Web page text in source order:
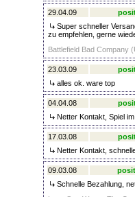
29.04.09
Super schneller
zu empfehlen, gerne
Battlefield Bad Company
23.03.09
alles ok. ware top
04.04.08
Netter Kontakt, Spiel
17.03.08
Netter Kontakt,
09.03.08
Schnelle Bezahlung,